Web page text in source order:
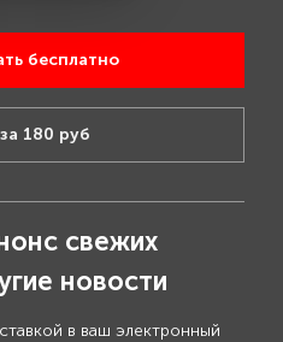
бесплатно
180 руб
свежих
новости
в ваш электронный